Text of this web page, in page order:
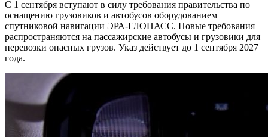
С 1 сентября вступают в силу требования правительства по
оснащению грузовиков и автобусов оборудованием
спутниковой навигации ЭРА-ГЛОНАСС. Новые требования
распространяются на пассажирские автобусы и грузовики для
перевозки опасных грузов. Указ действует до 1 сентября 2027
года.